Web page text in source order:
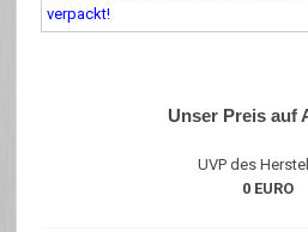
verpackt!
Unser Preis auf
UVP des
0 EURO